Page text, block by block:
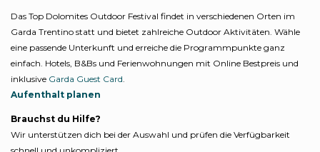
Das Top Dolomites Outdoor Festival findet in verschiedenen Orten im
Garda Trentino statt und bietet zahlreiche Outdoor Aktivitäten. Wähle
eine passende Unterkunft und erreiche die Programmpunkte ganz
einfach. Hotels, B&Bs und Ferienwohnungen mit Online Bestpreis und
inklusive Garda Guest Card.
Aufenthalt planen
Brauchst du Hilfe?
Wir unterstützen dich bei der Auswahl und prüfen die Verfügbarkeit